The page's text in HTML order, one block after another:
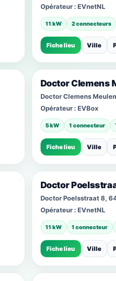
Opérateur : EVnetNL
11 kW 2 connecteurs
Fiche lieu Ville
Doctor Clemens
Doctor Clemens
Opérateur : EVBox
5 kW 1 connecteur
Fiche lieu Ville
Doctor
Doctor Poelsstraat 8,
Opérateur : EVnetNL
11 kW 1 connecteur
Fiche lieu Ville